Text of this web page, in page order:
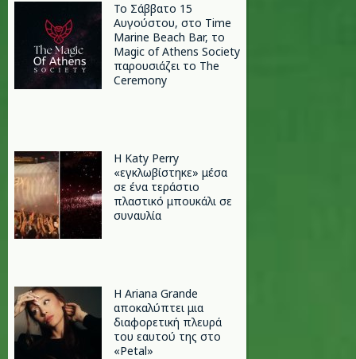
Το Σάββατο 15
Αυγούστου, στο Time
Marine Beach Bar, το
Magic of Athens Society
παρουσιάζει το The
Ceremony
H Katy Perry
«εγκλωβίστηκε» μέσα
σε ένα τεράστιο
πλαστικό μπουκάλι σε
συναυλία
Η Ariana Grande
αποκαλύπτει μια
διαφορετική πλευρά
του εαυτού της στο
«Petal»